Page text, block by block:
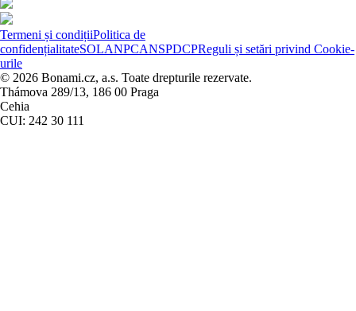
Termeni și condițiiPolitica de
confidențialitateSOLANPCANSPDCPReguli și setări privind Cookie-
urile
© 2026 Bonami.cz, a.s. Toate drepturile rezervate.
Thámova 289/13, 186 00 Praga
Cehia
CUI: 242 30 111